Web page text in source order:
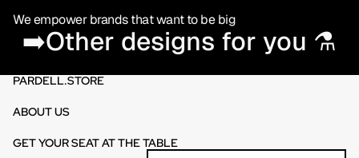
directamente en DTF o sublimación.
We empower brands that want to be big
➡️Other designs for you ⚗️
PARDELL.STORE
ABOUT US
GET YOUR SEAT AT THE TABLE
Refund policy